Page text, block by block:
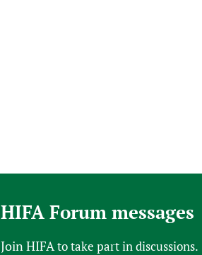
HIFA Forum messages
Join HIFAto take part in discussions.